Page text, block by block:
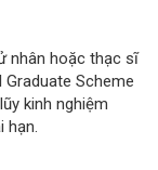
nhân hoặc thạc sĩ
Scheme
kinh nghiệm
hạn.